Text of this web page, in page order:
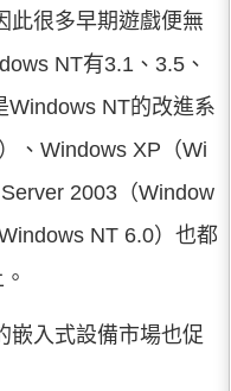
此很多早期遊戲便無
NT有3.1、3.5、
Windows NT的改進系
、Windows XP（Wi
2003（Window
NT 6.0）也都
嵌入式設備市場也促